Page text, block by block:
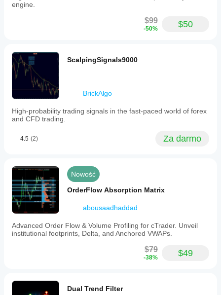
engine.
$99
-50% $50
ScalpingSignals9000
BrickAlgo
High-probability trading signals in the fast-paced world of forex
and CFD trading.
4.5 (2) Za darmo
Nowość
OrderFlow Absorption Matrix
abousaadhaddad
Advanced Order Flow & Volume Profiling for cTrader. Unveil
institutional footprints, Delta, and Anchored VWAPs.
$79
-38% $49
Dual Trend Filter